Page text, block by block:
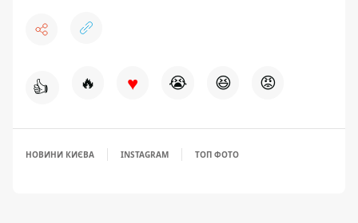
👍 🔥 ♥ 😭 😆 😡
НОВИНИ КИЄВА INSTAGRAM ТОП ФОТО